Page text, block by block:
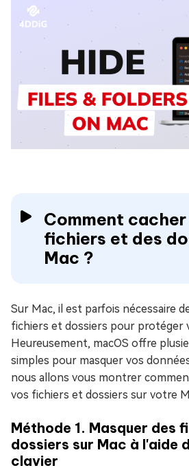
Comment
fichiers et des
Mac ?
Sur Mac, il est parfois nécessaire
fichiers et dossiers pour protéger
Heureusement, macOS offre
simples pour masquer vos
nous allons vous montrer
vos fichiers et dossiers sur votre
Méthode 1. Masquer des
dossiers sur Mac à l'aide
clavier